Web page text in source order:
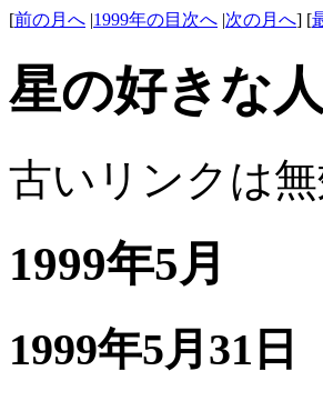
[前の月へ |1999年の目次へ |次の月へ] [
星の好きな
古いリンクは
1999年5月
1999年5月31日